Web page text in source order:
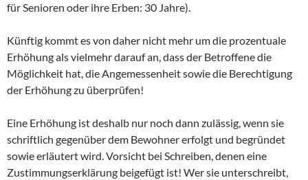
für Senioren oder ihre Erben: 30 Jahre).
Künftig kommt es von daher nicht mehr um die prozentuale
Erhöhung als vielmehr darauf an, dass der Betroffene die
Möglichkeit hat, die Angemessenheit sowie die Berechtigung
der Erhöhung zu überprüfen!
Eine Erhöhung ist deshalb nur noch dann zulässig, wenn sie
schriftlich gegenüber dem Bewohner erfolgt und begründet
sowie erläutert wird. Vorsicht bei Schreiben, denen eine
Zustimmungserklärung beigefügt ist! Wer sie unterschreibt,